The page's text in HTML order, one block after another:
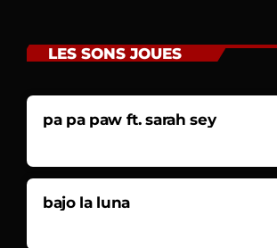
LES SONS JOUES
pa pa paw ft. sarah sey
bajo la luna